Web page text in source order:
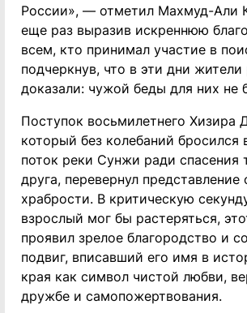
России», — отметил Махмуд-Али
еще раз выразив искреннюю
всем, кто принимал участие в
подчеркнув, что в эти дни жители
доказали: чужой беды для них не
Поступок восьмилетнего Хизира
который без колебаний бросился
поток реки Сунжи ради спасения
друга, перевернул представление
храбрости. В критическую
взрослый мог бы растеряться,
проявил зрелое благородство и
подвиг, вписавший его имя в
края как символ чистой любви,
дружбе и самопожертвования.